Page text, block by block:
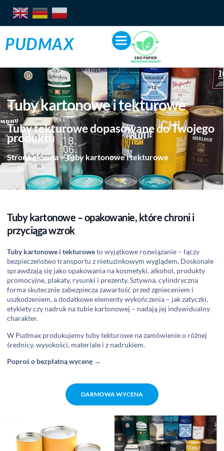
PUDMAX
Tuby kartonowe i tekturowe
Tuby tekturowe dopasowane do Twojego
produktu
Strona główna>Tuby kartonowe i tekturowe
Tuby kartonowe – opakowanie, które chroni i
przyciąga wzrok
Tuby kartonowe i tekturoweto wyjątkowe rozwiązanie – łączy
bezpieczeństwo transportu z nietuzinkowym wyglądem. Doskonale
sprawdzają się jako opakowania na kosmetyki, alkohol, produkty
promocyjne, plakaty, rysunki i prezenty. Sztywna, cylindryczna
forma skutecznie zabezpiecza zawartość przed zgnieceniem i
uszkodzeniem, a dodatkowe elementy wykończenia – jak zatyczki,
etykiety czy nadruk na tubie kartonowej – nadają jej indywidualny
charakter.
W Pudmax produkujemy tuby tekturowe na zamówienie o różnej
średnicy, wysokości, materiale i z nadrukiem.
Poproś o bezpłatną wycenę →
DARMOWA WYCENA